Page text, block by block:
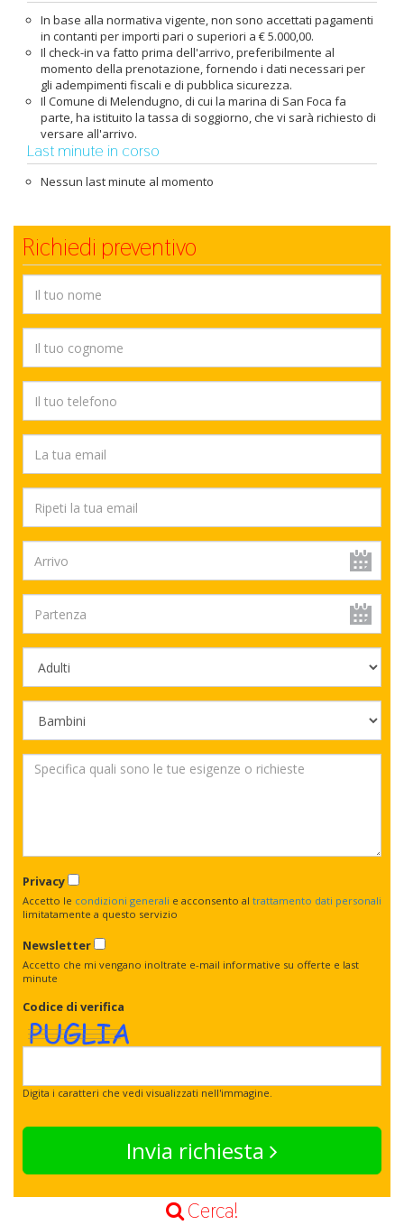
In base alla normativa vigente, non sono accettati pagamenti
in contanti per importi pari o superiori a € 5.000,00.
Il check-in va fatto prima dell'arrivo, preferibilmente al
momento della prenotazione, fornendo i dati necessari per
gli adempimenti fiscali e di pubblica sicurezza.
Il Comune di Melendugno, di cui la marina di San Foca fa
parte, ha istituito la tassa di soggiorno, che vi sarà richiesto di
versare all'arrivo.
Last minute in corso
Nessun last minute al momento
Richiedi preventivo
Privacy
Accetto le condizioni generali e acconsento al trattamento dati personali
limitatamente a questo servizio
Newsletter
Accetto che mi vengano inoltrate e-mail informative su offerte e last
minute
Codice di verifica
Digita i caratteri che vedi visualizzati nell'immagine.
Invia richiesta
Cerca!